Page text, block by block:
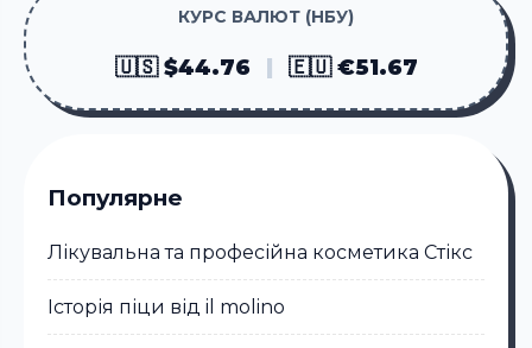
КУРС ВАЛЮТ (НБУ)
🇺🇸 $44.76 🇪🇺 €51.67
Популярне
Лікувальна та професійна косметика Стікc
Історія піци від il molino